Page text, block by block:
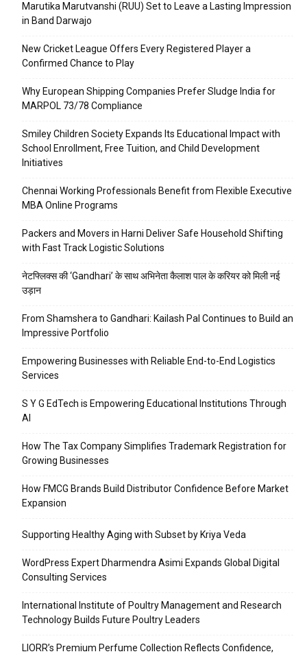
Marutika Marutvanshi (RUU) Set to Leave a Lasting Impression
in Band Darwajo
New Cricket League Offers Every Registered Player a
Confirmed Chance to Play
Why European Shipping Companies Prefer Sludge India for
MARPOL 73/78 Compliance
Smiley Children Society Expands Its Educational Impact with
School Enrollment, Free Tuition, and Child Development
Initiatives
Chennai Working Professionals Benefit from Flexible Executive
MBA Online Programs
Packers and Movers in Harni Deliver Safe Household Shifting
with Fast Track Logistic Solutions
नेटफ्लिक्स की ‘Gandhari’ के साथ अभिनेता कैलाश पाल के करियर को मिली नई
उड़ान
From Shamshera to Gandhari: Kailash Pal Continues to Build an
Impressive Portfolio
Empowering Businesses with Reliable End-to-End Logistics
Services
S Y G EdTech is Empowering Educational Institutions Through
AI
How The Tax Company Simplifies Trademark Registration for
Growing Businesses
How FMCG Brands Build Distributor Confidence Before Market
Expansion
Supporting Healthy Aging with Subset by Kriya Veda
WordPress Expert Dharmendra Asimi Expands Global Digital
Consulting Services
International Institute of Poultry Management and Research
Technology Builds Future Poultry Leaders
LIORR’s Premium Perfume Collection Reflects Confidence,